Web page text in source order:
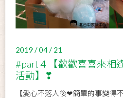
2019 / 04 / 21
#part４【歡歡喜喜來相
活動】❣
【愛心不落人後❤簡單的事變得